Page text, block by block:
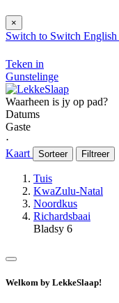
×
Switch to Switch English
Teken in
Gunstelinge
Waarheen is jy op pad?
Datums
Gaste
⋅
Kaart
Sorteer Filtreer
Tuis
KwaZulu-Natal
Noordkus
Richardsbaai
Bladsy 6
Welkom by LekkeSlaap!